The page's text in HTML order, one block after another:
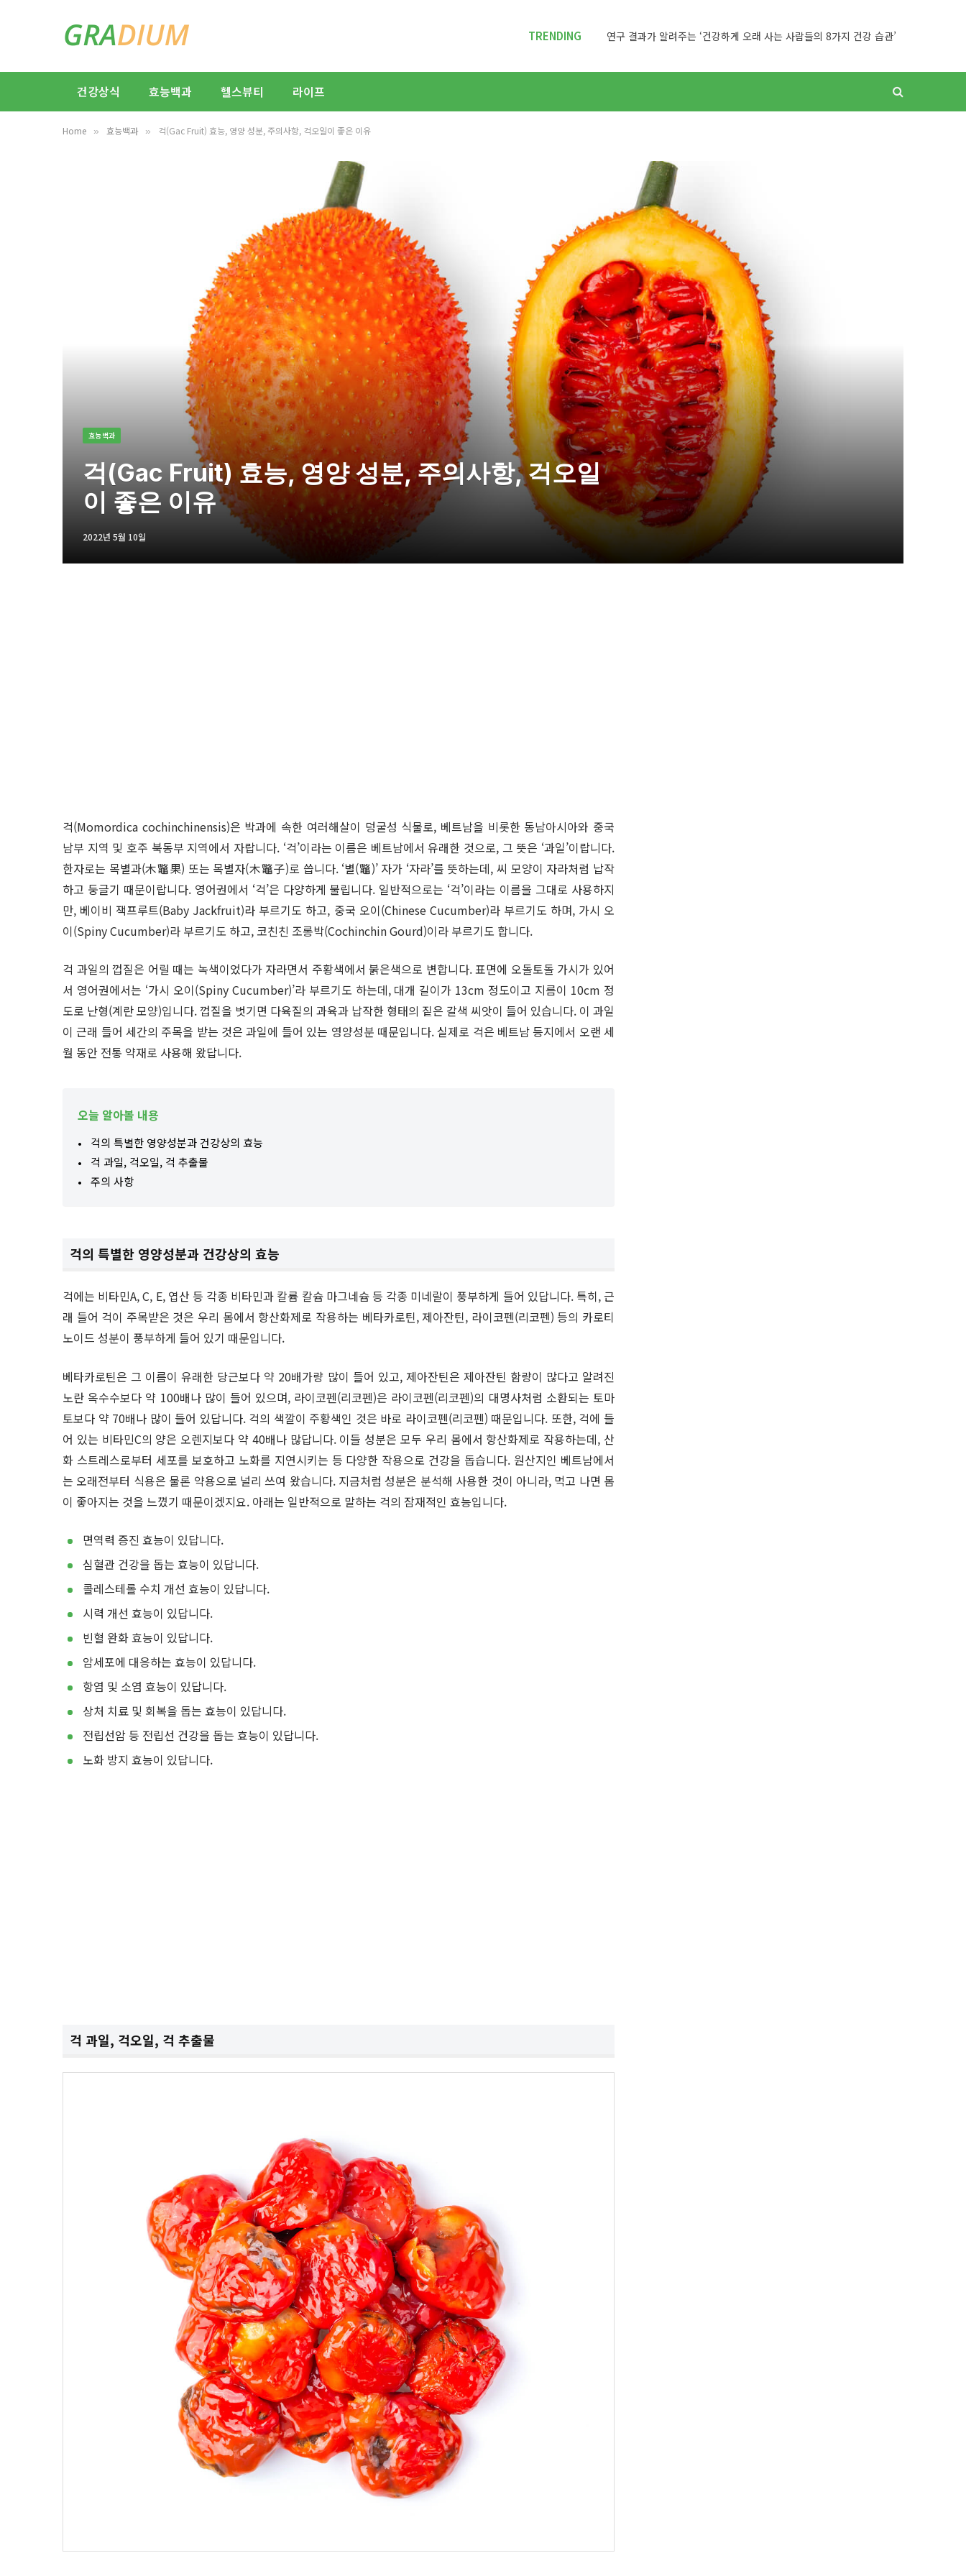
TRENDING 연구 결과가 알려주는 ‘건강하게 오래 사는 사람들의 8가지 건강 습관’
건강상식 효능백과 헬스뷰티 라이프
Home » 효능백과 » 걱(Gac Fruit) 효능, 영양 성분, 주의사항, 걱오일이 좋은 이유
효능백과
걱(Gac Fruit) 효능, 영양 성분, 주의사항, 걱오일
이 좋은 이유
2022년 5월 10일
걱(Momordica cochinchinensis)은 박과에 속한 여러해살이 덩굴성 식물로, 베트남을 비롯한 동남아시아와 중국
남부 지역 및 호주 북동부 지역에서 자랍니다. ‘걱’이라는 이름은 베트남에서 유래한 것으로, 그 뜻은 ‘과일’이랍니다.
한자로는 목별과(木鼈果) 또는 목별자(木鼈子)로 씁니다. ‘별(鼈)’ 자가 ‘자라’를 뜻하는데, 씨 모양이 자라처럼 납작
하고 둥글기 때문이랍니다. 영어권에서 ‘걱’은 다양하게 불립니다. 일반적으로는 ‘걱’이라는 이름을 그대로 사용하지
만, 베이비 잭프루트(Baby Jackfruit)라 부르기도 하고, 중국 오이(Chinese Cucumber)라 부르기도 하며, 가시 오
이(Spiny Cucumber)라 부르기도 하고, 코친친 조롱박(Cochinchin Gourd)이라 부르기도 합니다.
걱 과일의 껍질은 어릴 때는 녹색이었다가 자라면서 주황색에서 붉은색으로 변합니다. 표면에 오돌토돌 가시가 있어
서 영어권에서는 ‘가시 오이(Spiny Cucumber)’라 부르기도 하는데, 대개 길이가 13cm 정도이고 지름이 10cm 정
도로 난형(계란 모양)입니다. 껍질을 벗기면 다육질의 과육과 납작한 형태의 짙은 갈색 씨앗이 들어 있습니다. 이 과일
이 근래 들어 세간의 주목을 받는 것은 과일에 들어 있는 영양성분 때문입니다. 실제로 걱은 베트남 등지에서 오랜 세
월 동안 전통 약재로 사용해 왔답니다.
오늘 알아볼 내용
걱의 특별한 영양성분과 건강상의 효능
걱 과일, 걱오일, 걱 추출물
주의 사항
걱의 특별한 영양성분과 건강상의 효능
걱에는 비타민A, C, E, 엽산 등 각종 비타민과 칼륨 칼슘 마그네슘 등 각종 미네랄이 풍부하게 들어 있답니다. 특히, 근
래 들어 걱이 주목받은 것은 우리 몸에서 항산화제로 작용하는 베타카로틴, 제아잔틴, 라이코펜(리코펜) 등의 카로티
노이드 성분이 풍부하게 들어 있기 때문입니다.
베타카로틴은 그 이름이 유래한 당근보다 약 20배가량 많이 들어 있고, 제아잔틴은 제아잔틴 함량이 많다고 알려진
노란 옥수수보다 약 100배나 많이 들어 있으며, 라이코펜(리코펜)은 라이코펜(리코펜)의 대명사처럼 소환되는 토마
토보다 약 70배나 많이 들어 있답니다. 걱의 색깔이 주황색인 것은 바로 라이코펜(리코펜) 때문입니다. 또한, 걱에 들
어 있는 비타민C의 양은 오렌지보다 약 40배나 많답니다. 이들 성분은 모두 우리 몸에서 항산화제로 작용하는데, 산
화 스트레스로부터 세포를 보호하고 노화를 지연시키는 등 다양한 작용으로 건강을 돕습니다. 원산지인 베트남에서
는 오래전부터 식용은 물론 약용으로 널리 쓰여 왔습니다. 지금처럼 성분은 분석해 사용한 것이 아니라, 먹고 나면 몸
이 좋아지는 것을 느꼈기 때문이겠지요. 아래는 일반적으로 말하는 걱의 잠재적인 효능입니다.
면역력 증진 효능이 있답니다.
심혈관 건강을 돕는 효능이 있답니다.
콜레스테롤 수치 개선 효능이 있답니다.
시력 개선 효능이 있답니다.
빈혈 완화 효능이 있답니다.
암세포에 대응하는 효능이 있답니다.
항염 및 소염 효능이 있답니다.
상처 치료 및 회복을 돕는 효능이 있답니다.
전립선암 등 전립선 건강을 돕는 효능이 있답니다.
노화 방지 효능이 있답니다.
걱 과일, 걱오일, 걱 추출물